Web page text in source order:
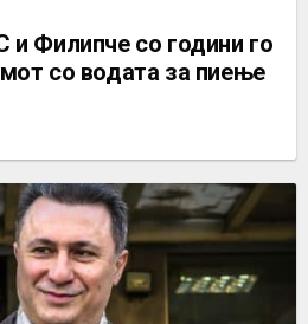
Филипче со години го
со водата за пиење